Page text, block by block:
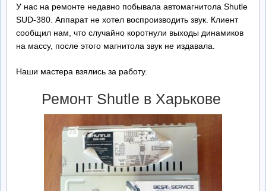
Обратная Связь
У нас на ремонте недавно побывала автомагнитола Shutle
SUD-380. Аппарат не хотел воспроизводить звук. Клиент
сообщил нам, что случайно коротнули выходы динамиков
на массу, после этого магнитола звук не издавала.
Наши мастера взялись за работу.
Ремонт Shutle в Харькове